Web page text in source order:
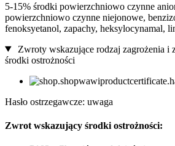
5-15% środki powierzchniowo czynne
powierzchniowo czynne niejonowe,
fenoksyetanol, zapachy, heksylocynamal,
Zwroty wskazujące rodzaj zagrożenia i
środki ostrożności
Hasło ostrzegawcze: uwaga
Zwrot wskazujący środki ostrożności: